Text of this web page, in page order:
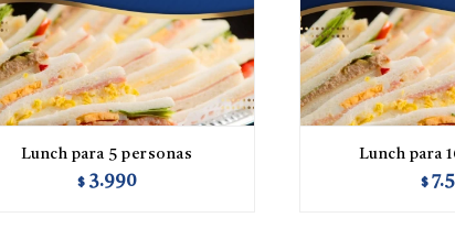
Lunch para 5 personas
$ 3.990
Lunch para
$